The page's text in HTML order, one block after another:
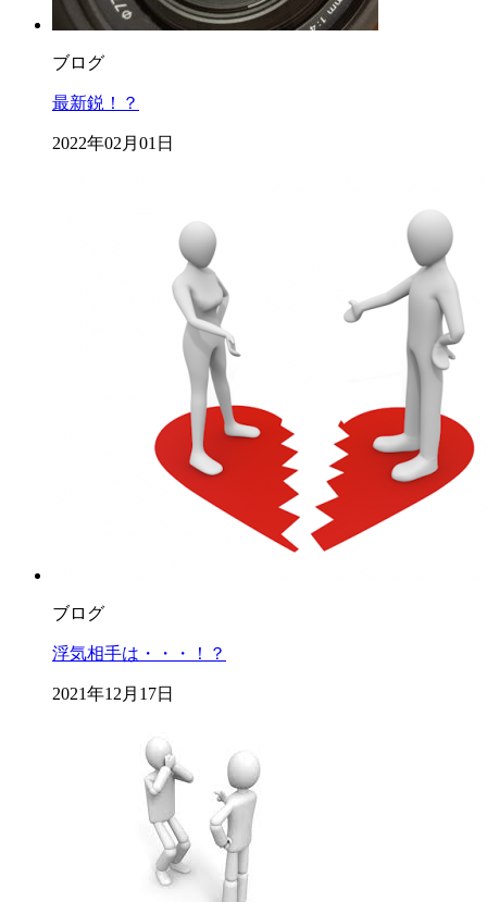
ブログ
最新鋭！？
2022年02月01日
ブログ
浮気相手は・・・！？
2021年12月17日